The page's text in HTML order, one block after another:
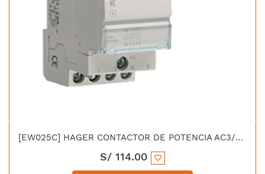
[EW025C] HAGER CONTACTOR DE POTENCIA AC3/380V 25 AMP 1NA+1NC BOBINA 220V 50/60HZ UL CE IEC-60947-4-1
S/ 114.00